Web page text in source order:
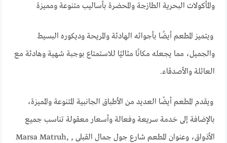
والمأكولات البحرية الطازجة والمحضرة بأساليب متنوعة ومميزة
ويتميز المطعم أيضًا بأجوائه الهادئة والمريحة وديكوره البسيط
والجميل، مما يجعله مكانًا مثاليًا للاستمتاع بوجبة شهية وهادئة مع
العائلة والأصدقاء.
ويقدم المطعم أيضًا العديد من الأطباق الجانبية المتنوعة والمميزة،
بالإضافة إلى خدمة سريعة وفعالة وأسعار معقولة تناسب جميع
الأذواق، وعنوان المطعم شارع جول جمال القبلى , Marsa Matruh,